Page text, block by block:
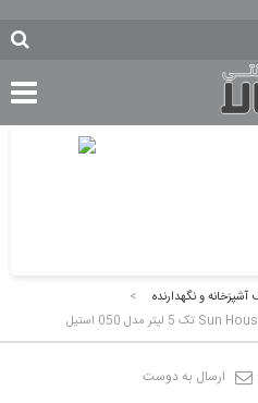
و نگهدارنده
>
ارسال به دوست